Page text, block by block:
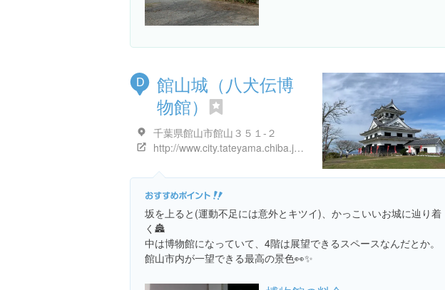
D
館山城（八犬伝博
物館）
千葉県館山市館山３５１-２
http://www.city.tateyama.chiba.jp/hakubutukan/page015688.html
坂を上ると(運動不足には意外とキツイ)、かっこいいお城に辿り着
く🏯
中は博物館になっていて、4階は展望できるスペースなんだとか。
館山市内が一望できる最高の景色👀✨